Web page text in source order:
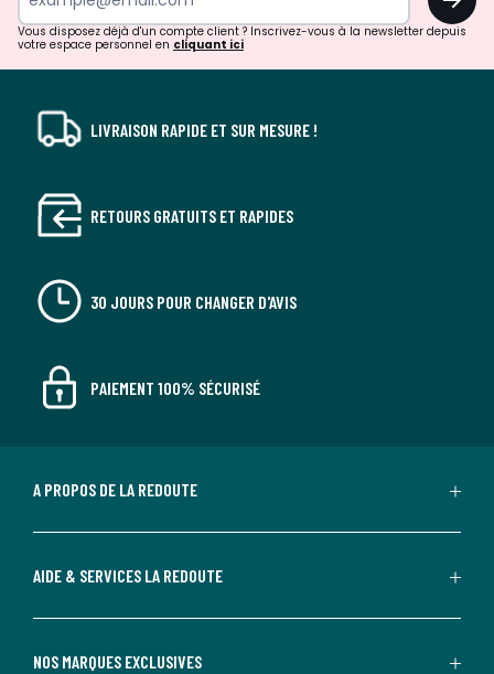
Vous disposez déjà d'un compte client ? Inscrivez-vous à la newsletter depuis
votre espace personnel en cliquant ici
LIVRAISON RAPIDE ET SUR MESURE !
RETOURS GRATUITS ET RAPIDES
30 JOURS POUR CHANGER D'AVIS
PAIEMENT 100% SÉCURISÉ
A PROPOS DE LA REDOUTE
AIDE & SERVICES LA REDOUTE
NOS MARQUES EXCLUSIVES